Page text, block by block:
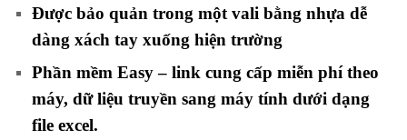
Được bảo quản trong một vali bằng nhựa dễ
dàng xách tay xuống hiện trường
Phần mềm Easy – link cung cấp miễn phí theo
máy, dữ liệu truyền sang máy tính dưới dạng
file excel.